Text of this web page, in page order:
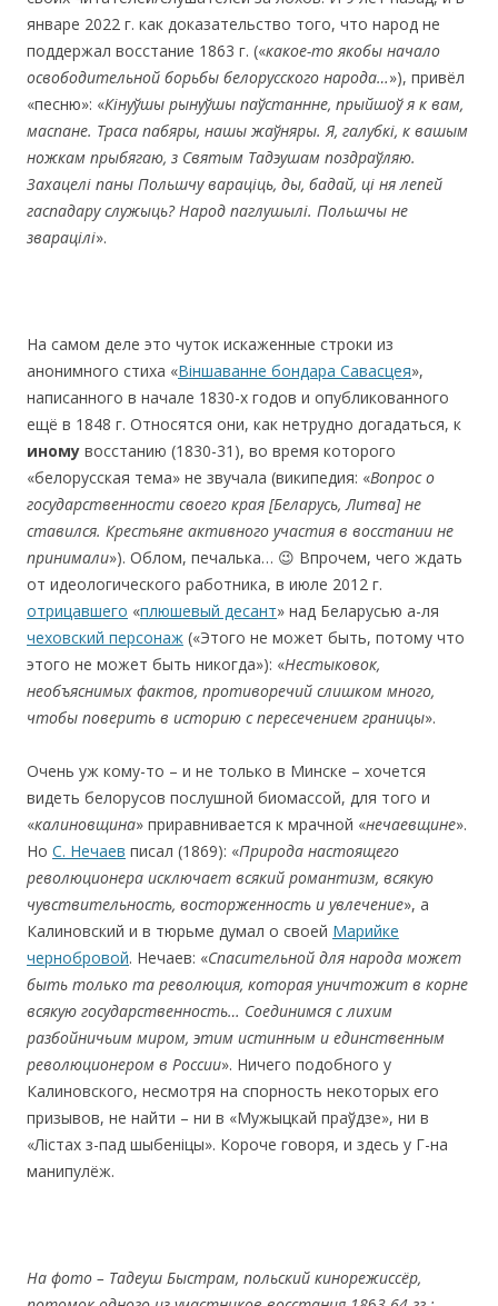
январе 2022 г. как доказательство того, что народ не
поддержал восстание 1863 г. («какое-то якобы начало
освободительной борьбы белорусского народа…»), привёл
«песню»: «Кiнуўшы рынуўшы паўстаннне, прыйшоў я к вам,
маспане. Траса пабяры, нашы жаўняры. Я, галубкi, к вашым
ножкам прыбягаю, з Святым Тадэушам поздраўляю.
Захацелi паны Польшчу варацiць, ды, бадай, цi ня лепей
гаспадару служыць? Народ паглушылi. Польшчы не
зварацiлi».
На самом деле это чуток искаженные строки из
анонимного стиха «Віншаванне бондара Савасцея»,
написанного в начале 1830-х годов и опубликованного
ещё в 1848 г. Относятся они, как нетрудно догадаться, к
иному восстанию (1830-31), во время которого
«белорусская тема» не звучала (википедия: «Вопрос о
государственности своего края [Беларусь, Литва]не
ставился. Крестьяне активного участия в восстании не
принимали»). Облом, печалька… 😉 Впрочем, чего ждать
от идеологического работника, в июле 2012 г.
отрицавшего «плюшевый десант» над Беларусью а-ля
чеховский персонаж («Этого не может быть, потому что
этого не может быть никогда»): «Нестыковок,
необъяснимых фактов, противоречий слишком много,
чтобы поверить в историю с пересечением границы».
Очень уж кому-то – и не только в Минске – хочется
видеть белорусов послушной биомассой, для того и
«калиновщина» приравнивается к мрачной «нечаевщине».
Но С. Нечаев писал (1869): «Природа настоящего
революционера исключает всякий романтизм, всякую
чувствительность, восторженность и увлечение», а
Калиновский и в тюрьме думал о своей Марийке
чернобровой. Нечаев: «Спасительной для народа может
быть только та революция, которая уничтожит в корне
всякую государственность… Соединимся с лихим
разбойничьим миром, этим истинным и единственным
революционером в России». Ничего подобного у
Калиновского, несмотря на спорность некоторых его
призывов, не найти – ни в «Мужыцкай праўдзе», ни в
«Лістах з-пад шыбеніцы». Короче говоря, и здесь у Г-на
манипулёж.
На фото – Тадеуш Быстрам, польский кинорежиссёр,